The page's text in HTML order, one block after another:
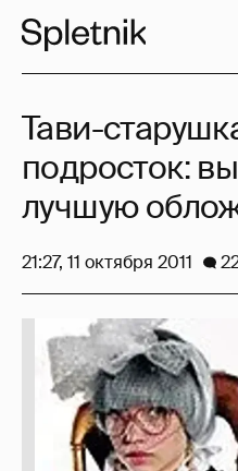
Тави-
подросток:
лучшую
21:27, 11 октября 2011